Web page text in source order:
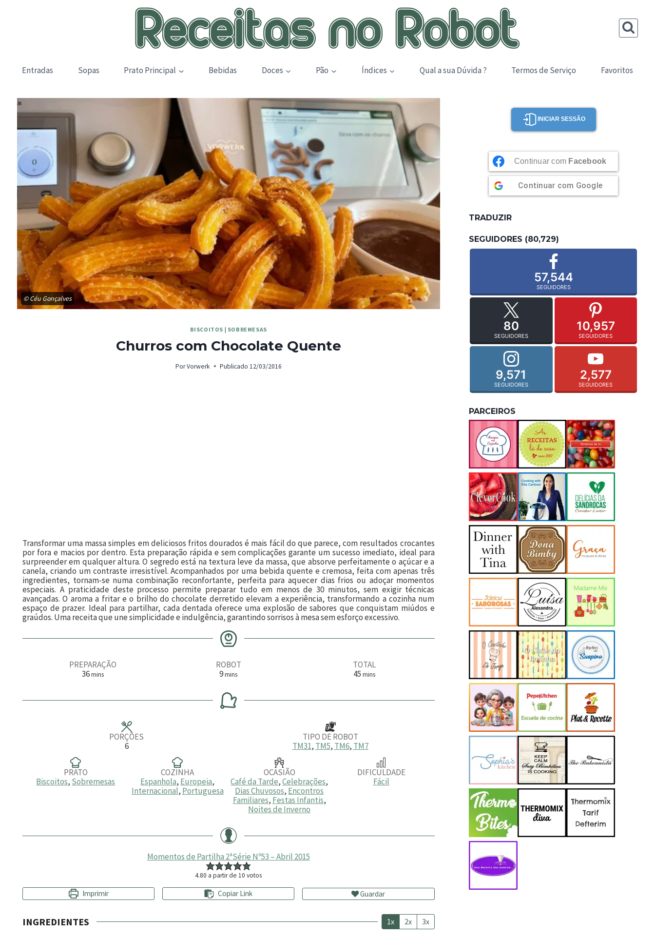
Entradas Sopas Prato Principal Bebidas Doces Pão Índices Qual a sua Dúvida ? Termos de Serviço Favoritos
© ‎Céu Gonçalves
BISCOITOS | SOBREMESAS
Churros com Chocolate Quente
Por Vorwerk Publicado 12/03/2016
Transformar uma massa simples em deliciosos fritos dourados é mais fácil do que parece, com resultados crocantes
por fora e macios por dentro. Esta preparação rápida e sem complicações garante um sucesso imediato, ideal para
surpreender em qualquer altura. O segredo está na textura leve da massa, que absorve perfeitamente o açúcar e a
canela, criando um contraste irresistível. Acompanhados por uma bebida quente e cremosa, feita com apenas três
ingredientes, tornam-se numa combinação reconfortante, perfeita para aquecer dias frios ou adoçar momentos
especiais. A praticidade deste processo permite preparar tudo em menos de 30 minutos, sem exigir técnicas
avançadas. O aroma a fritar e o brilho do chocolate derretido elevam a experiência, transformando a cozinha num
espaço de prazer. Ideal para partilhar, cada dentada oferece uma explosão de sabores que conquistam miúdos e
graúdos. Uma receita que une simplicidade e indulgência, garantindo sorrisos à mesa sem esforço excessivo.
PREPARAÇÃO
36m
u
mins
ROBOT
9m
n
u
t
mins
TOTAL
45m
u
mins
PORÇÕES
6
TIPO DE ROBOT
TM31, TM5, TM6, TM7
PRATO
Biscoitos, Sobremesas
COZINHA
Espanhola, Europeia,
Internacional, Portuguesa
OCASIÃO
Café da Tarde,Celebrações,
Dias Chuvosos, Encontros
Familiares, Festas Infantis,
Noites de Inverno
DIFICULDADE
Fácil
Momentos de Partilha 2ªSérie Nº53 – Abril 2015
4.80 a partir de10 votos
Imprimir Copiar Link Guardar
INGREDIENTES 1x 2x 3x
INICIAR SESSÃO
Continuar com Facebook
Continuar com Google
TRADUZIR
SEGUIDORES (80,729)
57,544
SEGUIDORES
80
SEGUIDORES
10,957
SEGUIDORES
9,571
SEGUIDORES
2,577
SEGUIDORES
PARCEIROS